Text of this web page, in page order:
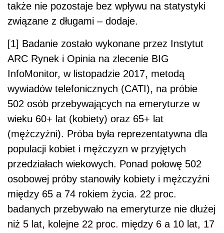
także nie pozostaje bez wpływu na statystyki
związane z długami – dodaje.
[1] Badanie zostało wykonane przez Instytut
ARC Rynek i Opinia na zlecenie BIG
InfoMonitor, w listopadzie 2017, metodą
wywiadów telefonicznych (CATI), na próbie
502 osób przebywających na emeryturze w
wieku 60+ lat (kobiety) oraz 65+ lat
(mężczyźni). Próba była reprezentatywna dla
populacji kobiet i mężczyzn w przyjętych
przedziałach wiekowych. Ponad połowę 502
osobowej próby stanowiły kobiety i mężczyźni
między 65 a 74 rokiem życia. 22 proc.
badanych przebywało na emeryturze nie dłużej
niż 5 lat, kolejne 22 proc. między 6 a 10 lat, 17